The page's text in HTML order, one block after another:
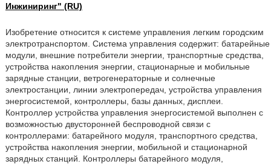
Инжиниринг" (RU)
Изобретение относится к системе управления легким городским
электротранспортом. Система управления содержит: батарейные
модули, внешние потребители энергии, транспортные средства,
устройства накопления энергии, стационарные и мобильные
зарядные станции, ветрогенераторные и солнечные
электростанции, линии электропередач, устройства управления
энергосистемой, контроллеры, базы данных, дисплеи.
Контроллер устройства управления энергосистемой выполнен с
возможностью двусторонней беспроводной связи с
контроллерами: батарейного модуля, транспортного средства,
устройства накопления энергии, мобильной и стационарной
зарядных станций. Контроллеры батарейного модуля,